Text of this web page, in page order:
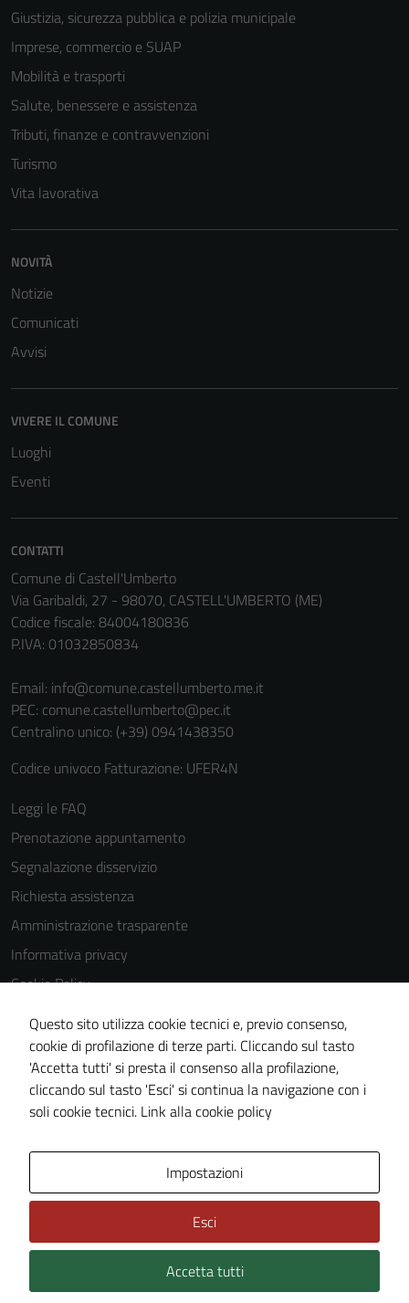
Giustizia, sicurezza pubblica e polizia municipale
Imprese, commercio e SUAP
Mobilità e trasporti
Salute, benessere e assistenza
Tributi, finanze e contravvenzioni
Turismo
Vita lavorativa
NOVITÀ
Notizie
Comunicati
Avvisi
VIVERE IL COMUNE
Luoghi
Eventi
CONTATTI
Comune di Castell'Umberto
Via Garibaldi, 27 - 98070, CASTELL'UMBERTO (ME)
Codice fiscale: 84004180836
P.IVA: 01032850834
Email: info@comune.castellumberto.me.it
PEC: comune.castellumberto@pec.it
Centralino unico: (+39) 0941438350
Codice univoco Fatturazione: UFER4N
Leggi le FAQ
Prenotazione appuntamento
Segnalazione disservizio
Richiesta assistenza
Amministrazione trasparente
Informativa privacy
Cookie Policy
Note legali
Dichiarazione di accessibilità
Obiettivi di accessibilità
Piano di miglioramento del sito
Technical Design s.r.l.
Questo sito utilizza cookie tecnici e, previo consenso,
cookie di profilazione di terze parti. Cliccando sul tasto
'Accetta tutti' si presta il consenso alla profilazione,
cliccando sul tasto 'Esci' si continua la navigazione con i
soli cookie tecnici. Link alla cookie policy
Impostazioni
Esci
Accetta tutti
funzionamento
non raccolgono